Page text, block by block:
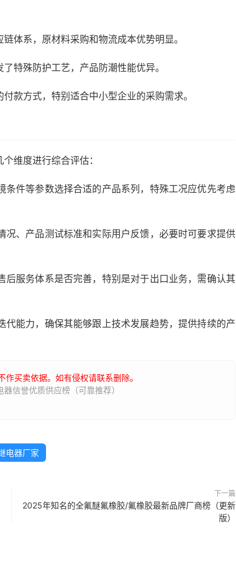
体系，原材料采购和物流成本优势明显。
特殊防护工艺，产品防潮性能优异。
款方式，特别适合中小型企业的采购需求。
维度进行综合评估：
条件等参数选择合适的产品系列，特殊工况应优先考虑
况、产品测试标准和实际用户反馈，必要时可要求提供
后服务体系是否完善，特别是对于出口业务，需确认其
代能力，确保其能够跟上技术发展趋势，提供持续的产
买卖依据。如有侵权请联系删除。
信誉优质供应榜（可靠推荐）
电器厂家
下一篇
2025年知名的全氟醚氟橡胶/氟橡胶最新品牌厂商榜（更新
版）